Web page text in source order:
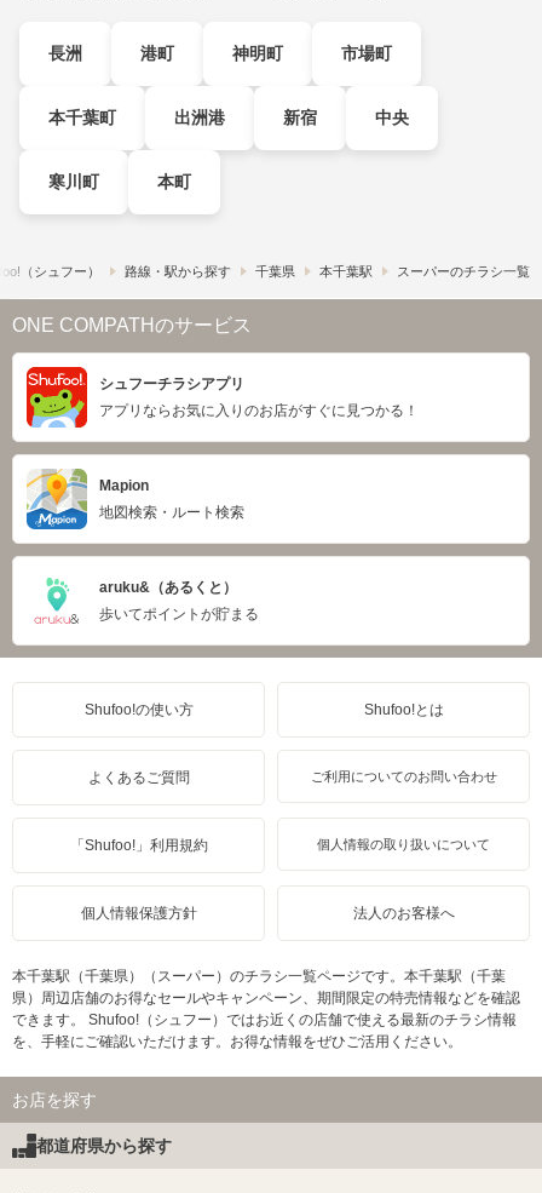
長洲 港町 神明町 市場町
本千葉町 出洲港 新宿 中央
寒川町 本町
（シュフー） 路線・駅から探す 千葉県 本千葉駅 スーパーのチラシ一覧
ONE COMPATHのサービス
シュフーチラシアプリ
アプリならお気に入りのお店がすぐに見つかる！
Mapion
地図検索・ルート検索
aruku&（あるくと）
歩いてポイントが貯まる
Shufoo!の使い方 Shufoo!とは
よくあるご質問 ご利用についてのお問い合わせ
「Shufoo!」利用規約 個人情報の取り扱いについて
個人情報保護方針 法人のお客様へ
本千葉駅（千葉県）（スーパー）のチラシ一覧ページです。本千葉駅（千葉
県）周辺店舗のお得なセールやキャンペーン、期間限定の特売情報などを確認
できます。 Shufoo!（シュフー）ではお近くの店舗で使える最新のチラシ情報
を、手軽にご確認いただけます。お得な情報をぜひご活用ください。
お店を探す
都道府県から探す